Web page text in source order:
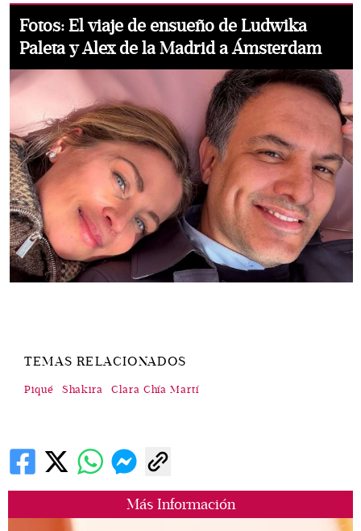
Más Información
Fotos: El viaje de ensueño de Ludwika
Paleta y Alex de la Madrid a Ámsterdam
TEMAS RELACIONADOS
Piqué Shakira Clara Chía Martí